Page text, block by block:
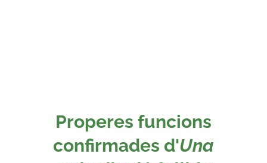
Properes funcions
confirmades d'Una